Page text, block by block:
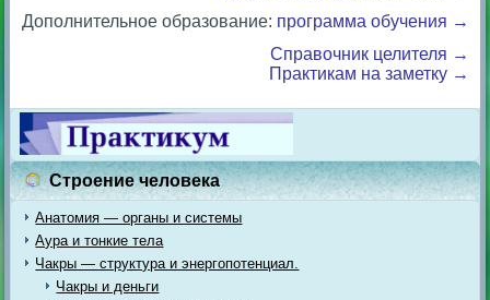
Дополнительное образование: программа обучения →
Справочник целителя →
Практикам на заметку →
Строение человека
Анатомия — органы и системы
Аура и тонкие тела
Чакры — структура и энергопотенциал.
Чакры и деньги